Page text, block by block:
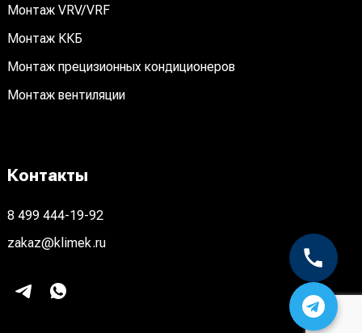
Монтаж VRV/VRF
Монтаж ККБ
Монтаж прецизионных кондиционеров
Монтаж вентиляции
Контакты
8 499 444-19-92
zakaz@klimek.ru